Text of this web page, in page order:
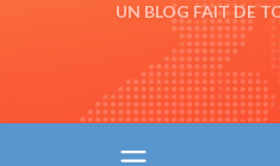
UN BLOG FAIT DE